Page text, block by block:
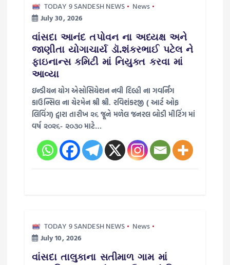
TODAY 9 SANDESH NEWS
News
July 30, 2026
વાંસદા આનંદ તપોવન ના અધ્યક્ષ અને
જાણીતા યોગાચાર્ય ડૉ.શંકરભાઈ પટેલ ને
ફાઇનાન્સ કમિટી માં નિયુક્ત કરવા માં
આવ્યા
ઇન્ડીયન યોગ એસોસિયેશન નવી દિલ્હી ના ગવર્નિંગ
કાઉન્સિલ ના ચેરમેન શ્રી શ્રી. રવિશંકરજી ( આર્ટ ઓફ
લિવિંગ) દ્વારા તારીખ ૨૬ જૂને મળેલ જનરલ બોડી મીટિંગ માં
વર્ષ ૨૦૨૬- ૨૦૩૦ માટે…
TODAY 9 SANDESH NEWS
News
July 10, 2026
વાંસદા તાલુકાના સતીમાળ ગામ માં